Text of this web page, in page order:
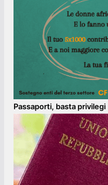
Passaporti, basta privilegi